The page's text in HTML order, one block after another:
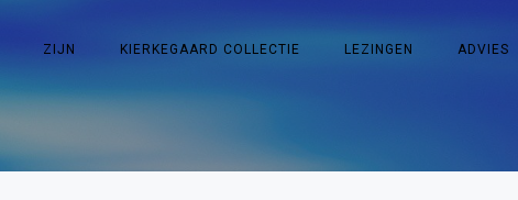
ZIJN KIERKEGAARD COLLECTIE LEZINGEN ADVIES